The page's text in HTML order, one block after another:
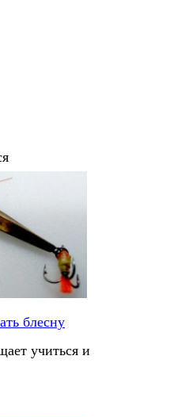
блесну
учиться и